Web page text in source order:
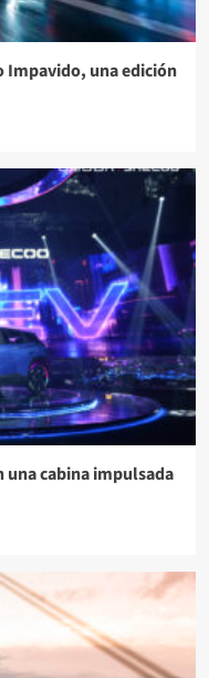
Impavido, una edición
una cabina impulsada